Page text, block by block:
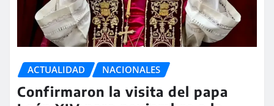
ACTUALIDAD NACIONALES
Confirmaron la visita del papa